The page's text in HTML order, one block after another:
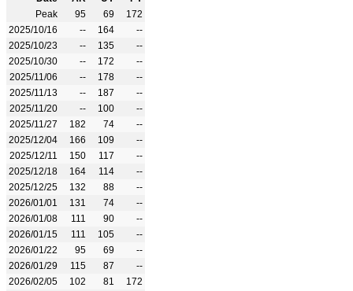
Peak
95 69
172
2025/10/16
-- 164
--
2025/10/23
-- 135
--
2025/10/30
-- 172
--
2025/11/06
-- 178
--
2025/11/13
-- 187
--
2025/11/20
-- 100
--
2025/11/27
182 74
--
2025/12/04
166 109
--
2025/12/11
150 117
--
2025/12/18
164 114
--
2025/12/25
132 88
--
2026/01/01
131 74
--
2026/01/08
111 90
--
2026/01/15
111 105
--
2026/01/22
95 69
--
2026/01/29
115 87
--
2026/02/05
102 81
172